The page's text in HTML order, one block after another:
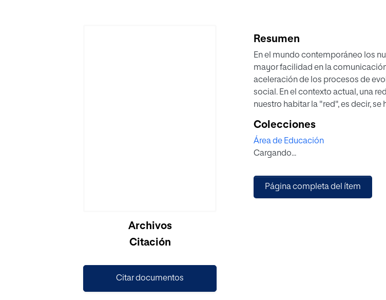
Archivos
Citación
Citar documentos
Resumen
En el mundo contemporáneo los
mayor facilidad en la
aceleración de los procesos de
social. En el contexto actual, una
nuestro habitar la "red", es decir,
lenguaje en código que puede
Colecciones
Área de Educación
Cargando...
Página completa del ítem